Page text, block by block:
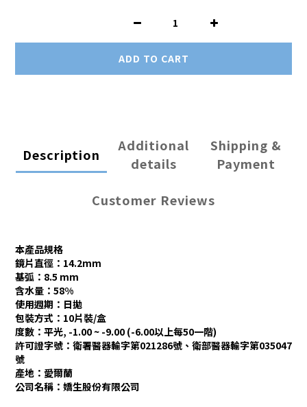
ADD TO CART
Description
Additional
details
Shipping &
Payment
Customer Reviews
本產品規格
鏡片直徑：14.2mm
基弧：8.5 mm
含水量：58%
使用週期：日拋
包裝方式：10片裝/盒
度數：平光, -1.00 ~ -9.00 (-6.00以上每50一階)
許可證字號：衛署醫器輸字第021286號、 衛部醫器輸字第035047
號
產地：愛爾蘭
公司名稱：嬌生股份有限公司